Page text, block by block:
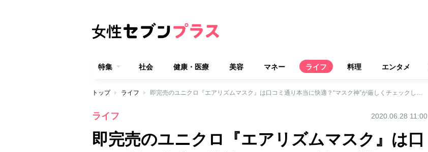
特集 社会 健康・医療 美容 マネー ライフ 料理 エンタメ
トップ ライフ 即完売のユニクロ『エアリズムマスク』は口コミ通り本当に快適？“マスク神”が厳しくチェックしてみた
ライフ 2020.06.28 11:00
即完売のユニクロ『エアリズムマスク』は口